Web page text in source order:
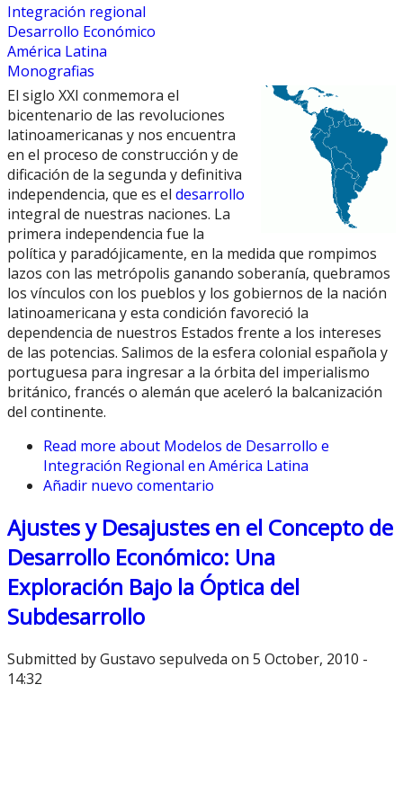
Integración regional
Desarrollo Económico
América Latina
Monografias
El siglo XXI conmemora el
bicentenario de las revoluciones
latinoamericanas y nos encuentra
en el proceso de construcción y de
dificación de la segunda y definitiva
independencia, que es el desarrollo
integral de nuestras naciones. La
primera independencia fue la
política y paradójicamente, en la medida que rompimos
lazos con las metrópolis ganando soberanía, quebramos
los vínculos con los pueblos y los gobiernos de la nación
latinoamericana y esta condición favoreció la
dependencia de nuestros Estados frente a los intereses
de las potencias. Salimos de la esfera colonial española y
portuguesa para ingresar a la órbita del imperialismo
británico, francés o alemán que aceleró la balcanización
del continente.
Read more about Modelos de Desarrollo e
Integración Regional en América Latina
Añadir nuevo comentario
Ajustes y Desajustes en el Concepto de
Desarrollo Económico: Una
Exploración Bajo la Óptica del
Subdesarrollo
Submitted byGustavo sepulveda on 5 October, 2010 -
14:32